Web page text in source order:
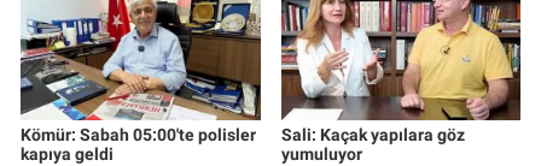
Kömür: Sabah 05:00'te polisler
kapıya geldi
Sali: Kaçak yapılara göz
yumuluyor